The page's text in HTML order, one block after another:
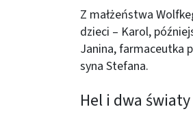
Z małżeństwa
dzieci – Karol,
Janina, farmaceutka
syna Stefana.
Hel i dwa światy